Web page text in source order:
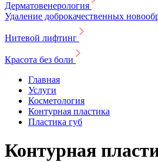
Дерматовенерология
Удаление доброкачественных
Нитевой лифтинг
Красота без боли
Главная
Услуги
Косметология
Контурная пластика
Пластика губ
Контурная